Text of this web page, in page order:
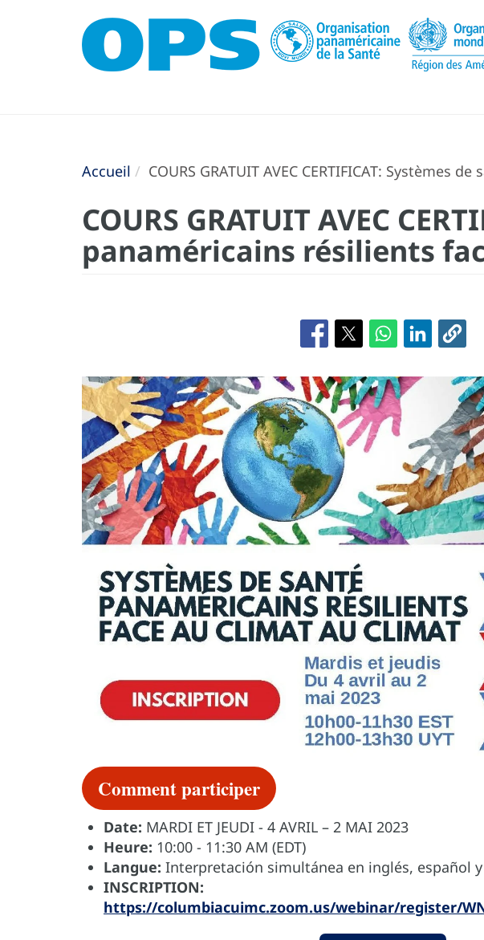
Accueil COURS GRATUIT AVEC CERTIFICAT: Systèmes
COURS GRATUIT AVEC
panaméricains résilients
Comment participer
Date: MARDI ET JEUDI - 4 AVRIL – 2 MAI 2023
Heure: 10:00 - 11:30 AM (EDT)
Langue: Interpretación simultánea en inglés, español
INSCRIPTION:
https://columbiacuimc.zoom.us/webinar/register/